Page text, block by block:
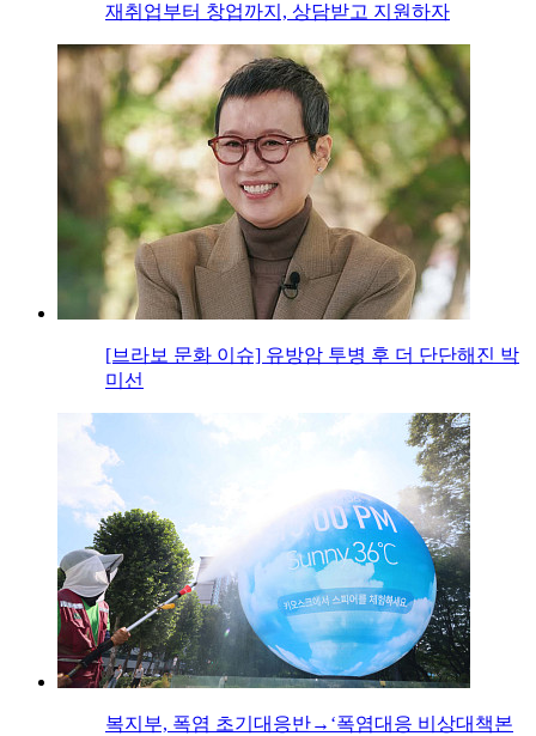
재취업부터 창업까지, 상담받고 지원하자
[브라보 문화 이슈] 유방암 투병 후 더 단단해진 박
미선
복지부, 폭염 초기대응반→‘폭염대응 비상대책본